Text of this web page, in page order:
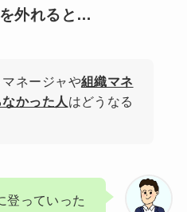
外れると…
ネージャや組織マネ
かった人 はどうなる
登っていった